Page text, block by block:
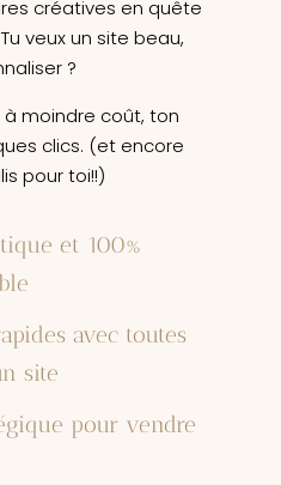
créatives en quête
veux un site beau,
?
moindre coût, ton
clics. (et encore
pour toi!!)
et 100%
avec toutes
site
pour vendre